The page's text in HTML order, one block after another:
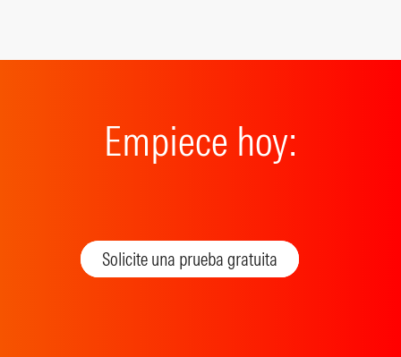
Empiece hoy:
Solicite una prueba gratuita